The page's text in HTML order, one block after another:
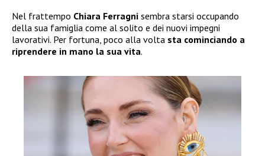
Nel frattempo Chiara Ferragni sembra starsi occupando
della sua famiglia come al solito e dei nuovi impegni
lavorativi. Per fortuna, poco alla volta sta cominciando a
riprendere in mano la sua vita.